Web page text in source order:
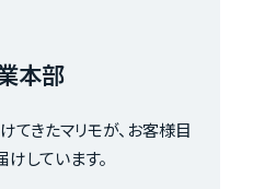
本部
きたマリモが、お客様目
しています。